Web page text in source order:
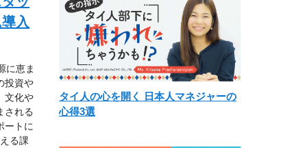
入
に恵ま
投資や
文化や
される
ートに
る課
タイ人の心を開く 日本人マネジャーの
心得3選